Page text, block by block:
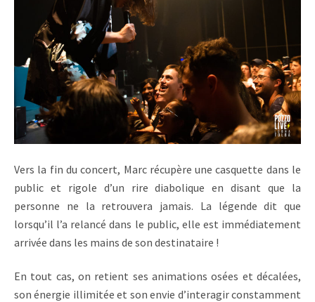
Vers la fin du concert, Marc récupère une casquette dans le
public et rigole d’un rire diabolique en disant que la
personne ne la retrouvera jamais. La légende dit que
lorsqu’il l’a relancé dans le public, elle est immédiatement
arrivée dans les mains de son destinataire !
En tout cas, on retient ses animations osées et décalées,
son énergie illimitée et son envie d’interagir constamment